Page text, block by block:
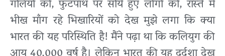
गलियों को, फुटपाथ पर सोये हुए लोगों को, रास्ते में
भीख माँग रहे भिखारियों को देख मुझे लगा कि क्या
भारत की यह परिस्थिति है! मैंने पढ़ा था कि कलियुग की